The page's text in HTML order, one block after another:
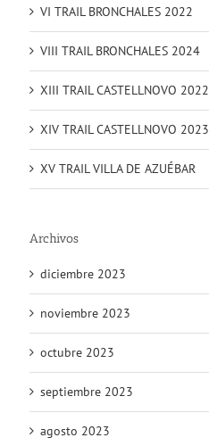
VI TRAIL BRONCHALES 2022
VIII TRAIL BRONCHALES 2024
XIII TRAIL CASTELLNOVO 2022
XIV TRAIL CASTELLNOVO 2023
XV TRAIL VILLA DE AZUÉBAR
Archivos
diciembre 2023
noviembre 2023
octubre 2023
septiembre 2023
agosto 2023